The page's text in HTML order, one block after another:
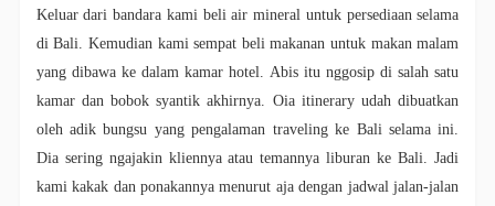
Keluar dari bandara kami beli air mineral untuk persediaan selama
di Bali. Kemudian kami sempat beli makanan untuk makan malam
yang dibawa ke dalam kamar hotel. Abis itu nggosip di salah satu
kamar dan bobok syantik akhirnya. Oia itinerary udah dibuatkan
oleh adik bungsu yang pengalaman traveling ke Bali selama ini.
Dia sering ngajakin kliennya atau temannya liburan ke Bali. Jadi
kami kakak dan ponakannya menurut aja dengan jadwal jalan-jalan